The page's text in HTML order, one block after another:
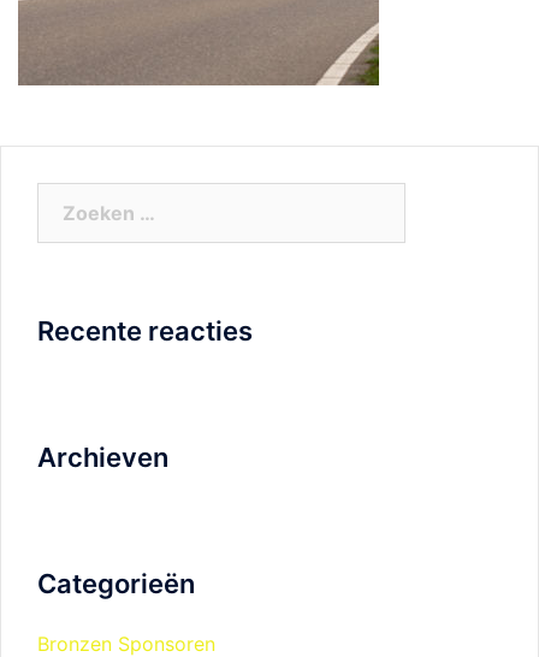
Recente reacties
Archieven
Categorieën
Bronzen Sponsoren